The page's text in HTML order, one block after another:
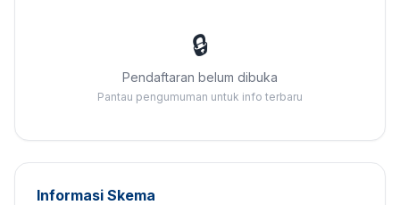
🔒
Pendaftaran belum dibuka
Pantau pengumuman untuk info terbaru
Informasi Skema